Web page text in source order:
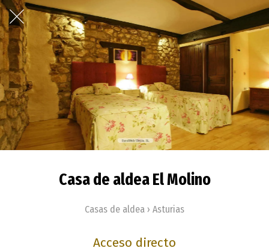
Casa de aldea El Molino
Casas de aldea › Asturias
Acceso directo